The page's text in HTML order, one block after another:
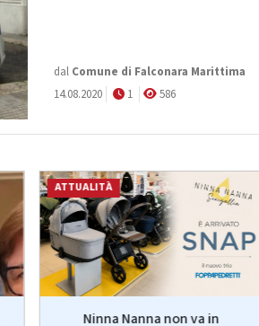
dal Comune di Falconara Marittima
14.08.2020
1 586
ATTUALITÀ
Ninna Nanna non va in